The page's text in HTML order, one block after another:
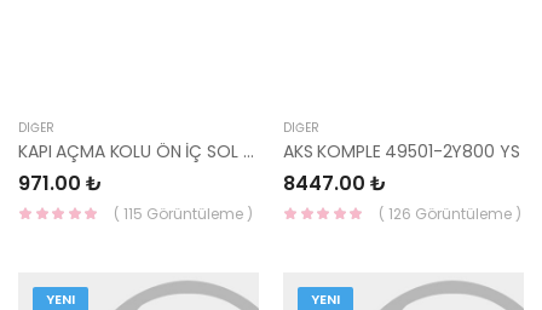
DIĞER
KAPI AÇMA KOLU ÖN İÇ SOL MİLENYUM 82610-25000YN-HMC
971.00 ₺
( 115 Görüntüleme )
DIĞER
AKS KOMPLE 49501-2Y800 YS
8447.00 ₺
( 126 Görüntüleme )
YENI YENI